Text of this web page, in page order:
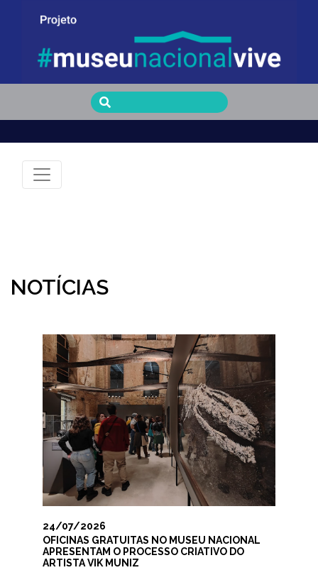
Museu Nacional Vive
NOTÍCIAS
24/07/2026
OFICINAS GRATUITAS NO MUSEU NACIONAL
APRESENTAM O PROCESSO CRIATIVO DO
ARTISTA VIK MUNIZ